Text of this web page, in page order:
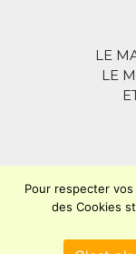
LE
LE
Pour respecter
des Cookies